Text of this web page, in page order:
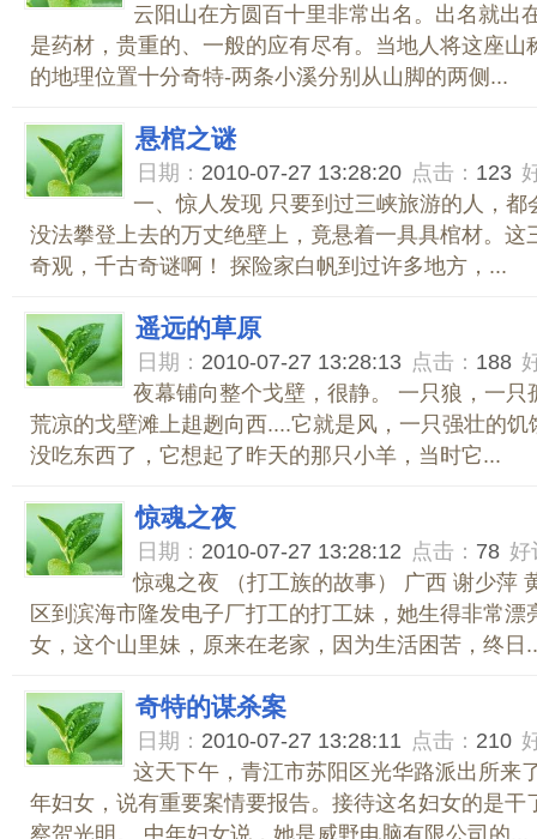
云阳山在方圆百十里非常出名。出名就出
是药材，贵重的、一般的应有尽有。当地人将这座山
的地理位置十分奇特-两条小溪分别从山脚的两侧...
悬棺之谜
日期： 2010-07-27 13:28:20 点击： 123
一、惊人发现 只要到过三峡旅游的人，都
没法攀登上去的万丈绝壁上，竟悬着一具具棺材。这
奇观，千古奇谜啊！ 探险家白帆到过许多地方，...
遥远的草原
日期： 2010-07-27 13:28:13 点击： 188
夜幕铺向整个戈壁，很静。 一只狼，一只
荒凉的戈壁滩上趄趔向西....它就是风，一只强壮的
没吃东西了，它想起了昨天的那只小羊，当时它...
惊魂之夜
日期： 2010-07-27 13:28:12 点击： 78 好
惊魂之夜 （打工族的故事） 广西 谢少萍
区到滨海市隆发电子厂打工的打工妹，她生得非常漂
女，这个山里妹，原来在老家，因为生活困苦，终日
奇特的谋杀案
日期： 2010-07-27 13:28:11 点击： 210
这天下午，青江市苏阳区光华路派出所来
年妇女，说有重要案情要报告。接待这名妇女的是干
察贺光明。 中年妇女说，她是威野电脑有限公司的...